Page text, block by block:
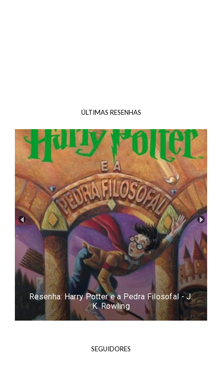
ÚLTIMAS RESENHAS
Resenha: Harry Potter e a Pedra Filosofal - J.
K. Rowling
SEGUIDORES